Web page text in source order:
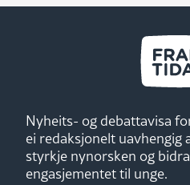
Nyheits- og debattavisa
ei redaksjonelt uavhengig
styrkje nynorsken og
engasjementet til unge.